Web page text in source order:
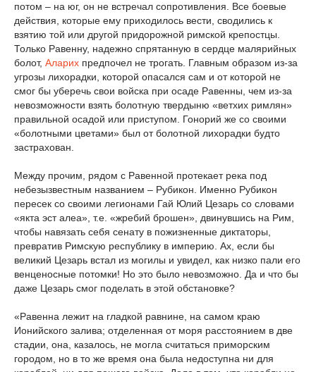
потом – на юг, он не встречал сопротивления. Все боевые
действия, которые ему приходилось вести, сводились к
взятию той или другой придорожной римской крепостцы.
Только Равенну, надежно спрятанную в сердце малярийных
болот, Аларих предпочел не трогать. Главным образом из-за
угрозы лихорадки, которой опасался сам и от которой не
смог бы уберечь свои войска при осаде Равенны, чем из-за
невозможности взять болотную твердыню «ветхих римлян»
правильной осадой или приступом. Гонорий же со своими
«болотными цветами» был от болотной лихорадки будто
застрахован.
Между прочим, рядом с Равенной протекает река под
небезызвестным названием – Рубикон. Именно Рубикон
пересек со своими легионами Гай Юлий Цезарь со словами
«якта эст алеа», т.е. «жребий брошен», двинувшись на Рим,
чтобы навязать себя сенату в пожизненные диктаторы,
превратив Римскую республику в империю. Ах, если бы
великий Цезарь встал из могилы и увидел, как низко пали его
венценосные потомки! Но это было невозможно. Да и что бы
даже Цезарь смог поделать в этой обстановке?
«Равенна лежит на гладкой равнине, на самом краю
Ионийского залива; отделенная от моря расстоянием в две
стадии, она, казалось, не могла считаться приморским
городом, но в то же время она была недоступна ни для